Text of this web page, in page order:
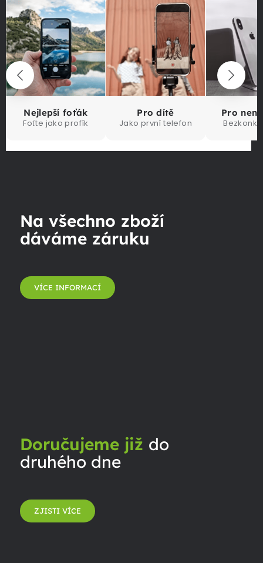
Nejlepší foťák
Foťte jako profík
Pro dítě
Jako první telefon
Pro
Na všechno zboží
dáváme záruku
VÍCE INFORMACÍ
Doručujeme již do
druhého dne
ZJISTI VÍCE